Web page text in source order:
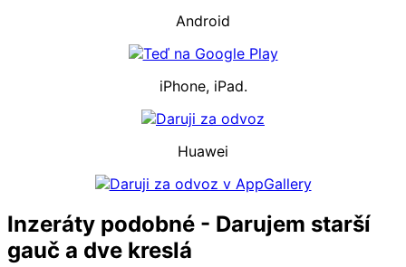
Android
iPhone, iPad.
Huawei
Inzeráty podobné - Darujem starší
gauč a dve kreslá